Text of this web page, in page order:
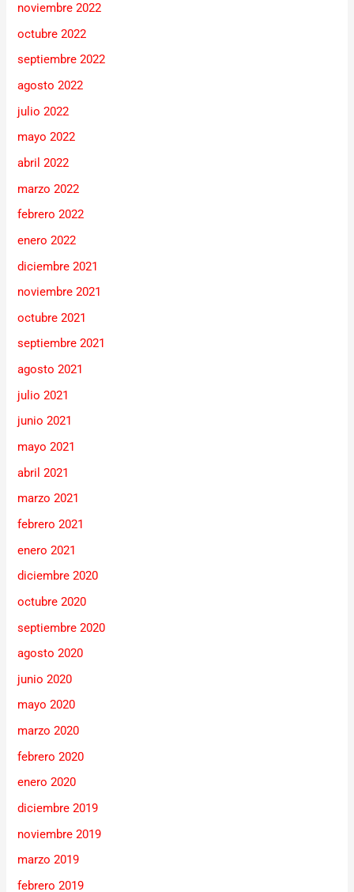
noviembre 2022
octubre 2022
septiembre 2022
agosto 2022
julio 2022
mayo 2022
abril 2022
marzo 2022
febrero 2022
enero 2022
diciembre 2021
noviembre 2021
octubre 2021
septiembre 2021
agosto 2021
julio 2021
junio 2021
mayo 2021
abril 2021
marzo 2021
febrero 2021
enero 2021
diciembre 2020
octubre 2020
septiembre 2020
agosto 2020
junio 2020
mayo 2020
marzo 2020
febrero 2020
enero 2020
diciembre 2019
noviembre 2019
marzo 2019
febrero 2019